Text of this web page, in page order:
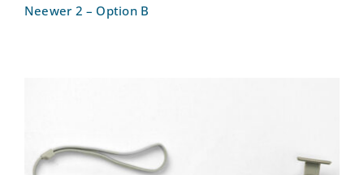
Neewer 2 – Option B